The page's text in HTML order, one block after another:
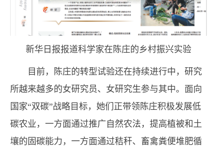
新华日报报道科学家在陈庄的乡村振兴实验
目前，陈庄的转型试验还在持续进行中，研究
所越来越多的女研究员、女研究生参与其中。面向
国家“双碳”战略目标，她们正带领陈庄积极发展低
碳农业，一方面通过推广自然农法，提高植被和土
壤的固碳能力，一方面通过秸秆、畜禽粪便堆肥循